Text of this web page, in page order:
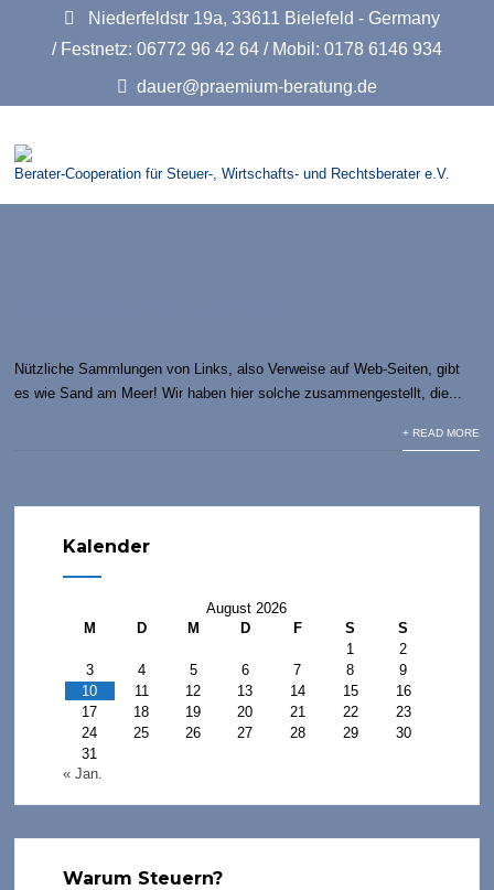
Niederfeldstr 19a, 33611 Bielefeld - Germany
/ Festnetz: 06772 96 42 64 / Mobil: 0178 6146 934
dauer@praemium-beratung.de
Berater-Cooperation für Steuer-, Wirtschafts- und Rechtsberater e.V.
Nützliche Sammlungen von Links, also Verweise auf Web-Seiten, gibt
es wie Sand am Meer! Wir haben hier solche zusammengestellt, die...
+ READ MORE
Kalender
August 2026
M
D M D F S
S
1
2
3
4 5 6 7 8
9
10
11 12 13 14 15
16
17
18 19 20 21 22
23
24
25 26 27 28 29
30
31
« Jan.
Warum Steuern?